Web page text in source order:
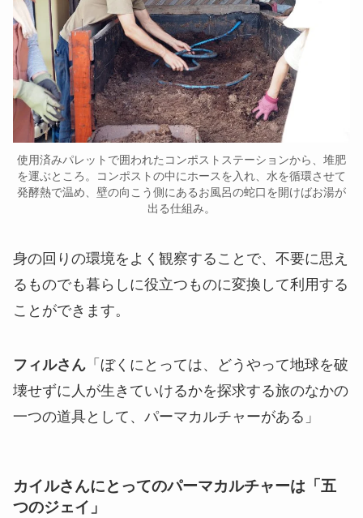
使用済みパレットで囲われたコンポストステーションから、堆肥
を運ぶところ。コンポストの中にホースを入れ、水を循環させて
発酵熱で温め、壁の向こう側にあるお風呂の蛇口を開けばお湯が
出る仕組み。
身の回りの環境をよく観察することで、不要に思え
るものでも暮らしに役立つものに変換して利用する
ことができます。
フィルさん 「ぼくにとっては、どうやって地球を破
壊せずに人が生きていけるかを探求する旅のなかの
一つの道具として、パーマカルチャーがある」
カイルさんにとってのパーマカルチャーは 「五
つのジェイ 」